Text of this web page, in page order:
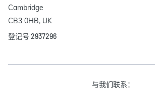
Cambridge
CB3 0HB, UK
登记号 2937296
与我们联系：